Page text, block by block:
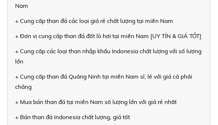
Nam
+ Cung cấp than đá các loại giá rẻ chất lượng tại miền Nam
+ Đơn vị cung cấp than đá đốt lò hơi tại miền Nam [UY TÍN & GIÁ TỐT]
+ Cung cấp các loại than nhập khẩu Indonesia chất lượng với số lượng
lớn
+ Cung cấp than đá Quảng Ninh tại miền Nam sỉ, lẻ với giá cả phải
chăng
+ Mua bán than đá tại miền Nam số lượng lớn với giá rẻ nhất
+ Bán than đá Indonesia chất lượng, giá tốt